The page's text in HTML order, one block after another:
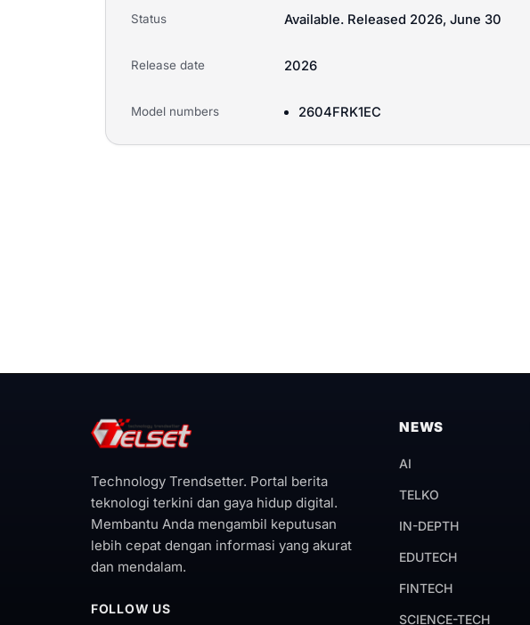
Status Available. Released 2026, June 30
Release date 2026
Model numbers 2604FRK1EC
Technology Trendsetter. Portal berita
teknologi terkini dan gaya hidup digital.
Membantu Anda mengambil keputusan
lebih cepat dengan informasi yang akurat
dan mendalam.
FOLLOW US
NEWS
AI
TELKO
IN-DEPTH
EDUTECH
FINTECH
SCIENCE-TECH